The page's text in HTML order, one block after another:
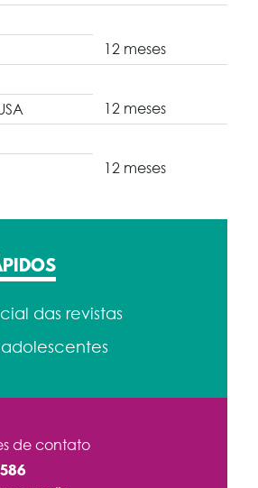
12 meses
12 meses
12 meses
das revistas
de contato